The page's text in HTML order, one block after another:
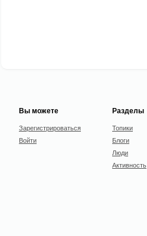
Вы можете
Зарегистрироваться
Войти
Разделы
Топики
Блоги
Люди
Активность